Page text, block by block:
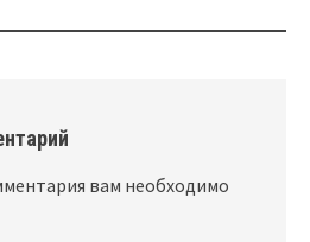
вам необходимо